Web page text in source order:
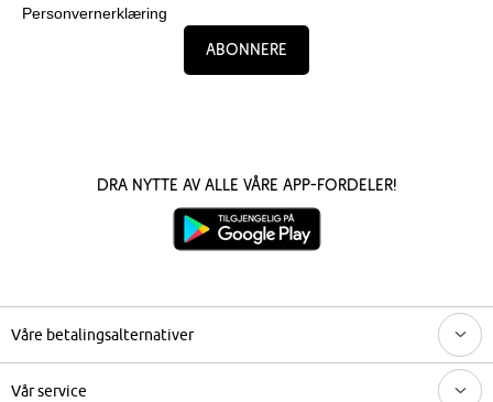
Personvernerklæring
Abonnere
Dra nytte av alle våre app-fordeler!
Våre betalingsalternativer
Vår service